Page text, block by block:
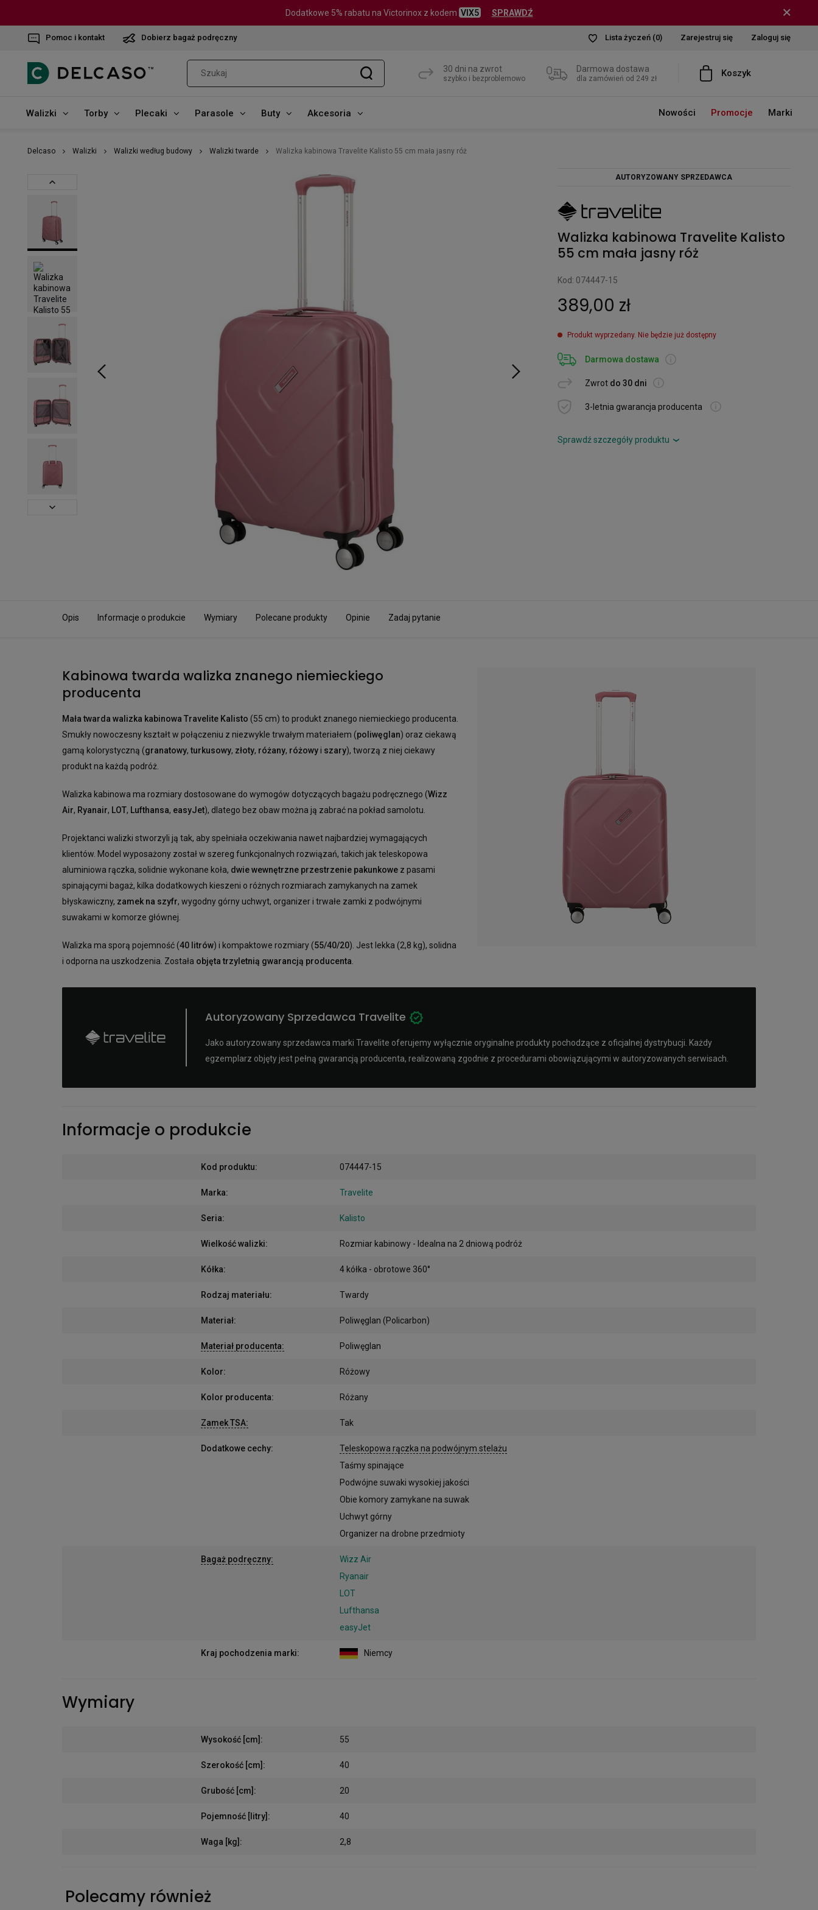
Dodatkowe 5% rabatu na Victorinox z kodem VIX5 SPRAWDŹ
Pomoc i kontakt Dobierz bagaż podręczny Lista życzeń (0) Zarejestruj się Zaloguj się
30 dni na zwrot
szybko i bezproblemowo
Darmowa dostawa
dla zamówień od 249 zł Koszyk
Walizki Torby Plecaki Parasole Buty Akcesoria Nowości Promocje Marki
Delcaso Walizki Walizki według budowy Walizki twarde Walizka kabinowa Travelite Kalisto 55 cm mała jasny róż
AUTORYZOWANY SPRZEDAWCA
Walizka kabinowa Travelite Kalisto
55 cm mała jasny róż
Kod: 074447-15
389,00 zł
Produkt wyprzedany. Nie będzie już dostępny
Darmowa dostawa
Zwrot do 30 dni
3-letnia gwarancja producenta
Sprawdź szczegóły produktu ›
Opis Informacje o produkcie Wymiary Polecane produkty Opinie Zadaj pytanie
Kabinowa twarda walizka znanego niemieckiego
producenta
Mała twarda walizka kabinowa Travelite Kalisto (55 cm) to produkt znanego niemieckiego producenta.
Smukły nowoczesny kształt w połączeniu z niezwykle trwałym materiałem (poliwęglan) oraz ciekawą
gamą kolorystyczną (granatowy,turkusowy, złoty, różany, różowyi szary), tworzą z niej ciekawy
produkt na każdą podróż.
Walizka kabinowa ma rozmiary dostosowane do wymogów dotyczących bagażu podręcznego (Wizz
Air, Ryanair, LOT, Lufthansa, easyJet), dlatego bez obaw można ją zabrać na pokład samolotu.
Projektanci walizki stworzyli ją tak, aby spełniała oczekiwania nawet najbardziej wymagających
klientów. Model wyposażony został w szereg funkcjonalnych rozwiązań, takich jak teleskopowa
aluminiowa rączka, solidnie wykonane koła, dwie wewnętrzne przestrzenie pakunkowe z pasami
spinającymi bagaż, kilka dodatkowych kieszeni o różnych rozmiarach zamykanych na zamek
błyskawiczny, zamek na szyfr, wygodny górny uchwyt, organizer i trwałe zamki z podwójnymi
suwakami w komorze głównej.
Walizka ma sporą pojemność (40 litrów) i kompaktowe rozmiary (55/40/20). Jest lekka (2,8 kg), solidna
i odporna na uszkodzenia. Została objęta trzyletnią gwarancją producenta
Autoryzowany Sprzedawca Travelite
Jako autoryzowany sprzedawca marki Travelite oferujemy wyłącznie oryginalne produkty pochodzące z oficjalnej dystrybucji. Każdy
egzemplarz objęty jest pełną gwarancją producenta, realizowaną zgodnie z procedurami obowiązującymi w autoryzowanych serwisach.
Informacje o produkcie
Kod produktu: 074447-15
Marka: Travelite
Seria: Kalisto
Wielkość walizki: Rozmiar kabinowy - Idealna na 2 dniową podróż
Kółka: 4 kółka - obrotowe 360°
Rodzaj materiału: Twardy
Materiał: Poliwęglan (Policarbon)
Materiał producenta: Poliwęglan
Kolor: Różowy
Kolor producenta: Różany
Zamek TSA: Tak
Dodatkowe cechy:
Teleskopowa rączka na podwójnym stelażu
Taśmy spinające
Podwójne suwaki wysokiej jakości
Obie komory zamykane na suwak
Uchwyt górny
Organizer na drobne przedmioty
Bagaż podręczny:
Wizz Air
Ryanair
LOT
Lufthansa
easyJet
Kraj pochodzenia marki: Niemcy
Wymiary
Wysokość [cm] : 55
Szerokość [cm] : 40
Grubość [cm] : 20
Pojemność [litry] : 40
Waga [kg] : 2,8
Polecamy również